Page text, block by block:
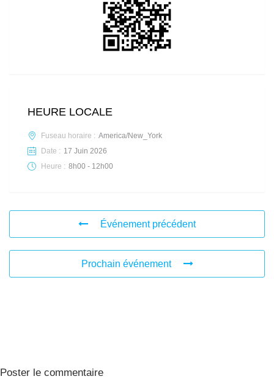
HEURE LOCALE
Fuseau horaire : America/New_York
Date : 17 Juin 2026
Heure : 8h00 - 12h00
Événement précédent
Prochain événement
Poster le commentaire